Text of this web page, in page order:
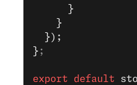
      }
    }
  });
} ;
export default